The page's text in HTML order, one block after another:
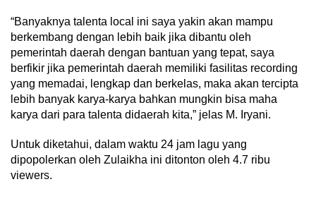
“Banyaknya talenta local ini saya yakin akan mampu
berkembang dengan lebih baik jika dibantu oleh
pemerintah daerah dengan bantuan yang tepat, saya
berfikir jika pemerintah daerah memiliki fasilitas recording
yang memadai, lengkap dan berkelas, maka akan tercipta
lebih banyak karya-karya bahkan mungkin bisa maha
karya dari para talenta didaerah kita,” jelas M. Iryani.
Untuk diketahui, dalam waktu 24 jam lagu yang
dipopolerkan oleh Zulaikha ini ditonton oleh 4.7 ribu
viewers.